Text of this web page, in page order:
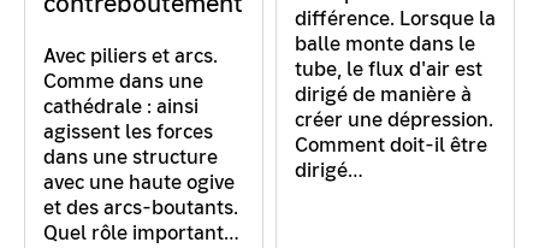
Avec piliers et arcs.
Comme dans une
cathédrale : ainsi
agissent les forces
dans une structure
avec une haute ogive
et des arcs-boutants.
Quel rôle important…
différence. Lorsque la
balle monte dans le
tube, le flux d'air est
dirigé de manière à
créer une dépression.
Comment doit-il être
dirigé…